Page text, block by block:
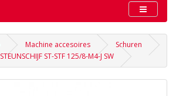
Machine accesoires
Schuren
STEUNSCHIJF ST-STF 125/8-M4-J SW